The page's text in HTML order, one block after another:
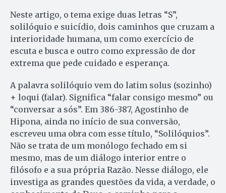
Neste artigo, o tema exige duas letras “S”,
solilóquio e suicídio, dois caminhos que cruzam a
interioridade humana, um como exercício de
escuta e busca e outro como expressão de dor
extrema que pede cuidado e esperança.
A palavra solilóquio vem do latim solus (sozinho)
+ loqui (falar). Significa “falar consigo mesmo” ou
“conversar a sós”. Em 386-387, Agostinho de
Hipona, ainda no início de sua conversão,
escreveu uma obra com esse título, “Solilóquios”.
Não se trata de um monólogo fechado em si
mesmo, mas de um diálogo interior entre o
filósofo e a sua própria Razão. Nesse diálogo, ele
investiga as grandes questões da vida, a verdade, o